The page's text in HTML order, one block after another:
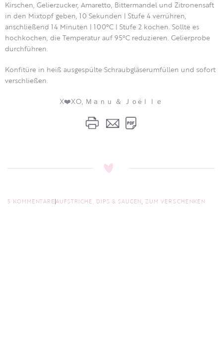
Kirschen, Gelierzucker, Amaretto, Bittermandel und Zitronensaft
in den Mixtopf geben, 10 Sekunden | Stufe 4 verrühren,
anschließend 14 Minuten | 100°C | Stufe 2 kochen. Sollte es
hochkochen, die Temperatur auf 95°C reduzieren. Gelierprobe
durchführen.
Konfitüre in heiß ausgespülte Schraubgläserumfüllen und sofort
verschließen.
X❤️XO, Ｍａｎｕ ＆ Ｊｏëｌｌｅ
5 KOMMENTAREAUFSTRICHE, DIPS & SAUCEN, ZUM VERSCHENKEN